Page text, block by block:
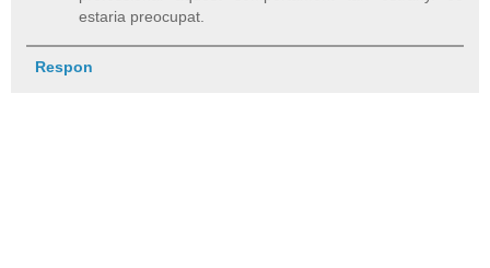
estaria preocupat.
Respon